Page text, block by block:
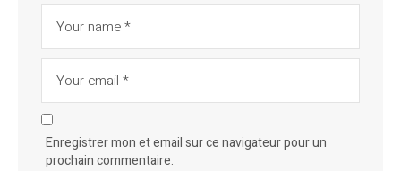
Enregistrer mon et email sur ce navigateur pour un
prochain commentaire.